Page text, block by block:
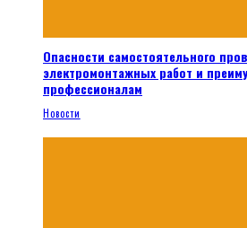
Опасности самостоятельного
электромонтажных работ и
профессионалам
Новости